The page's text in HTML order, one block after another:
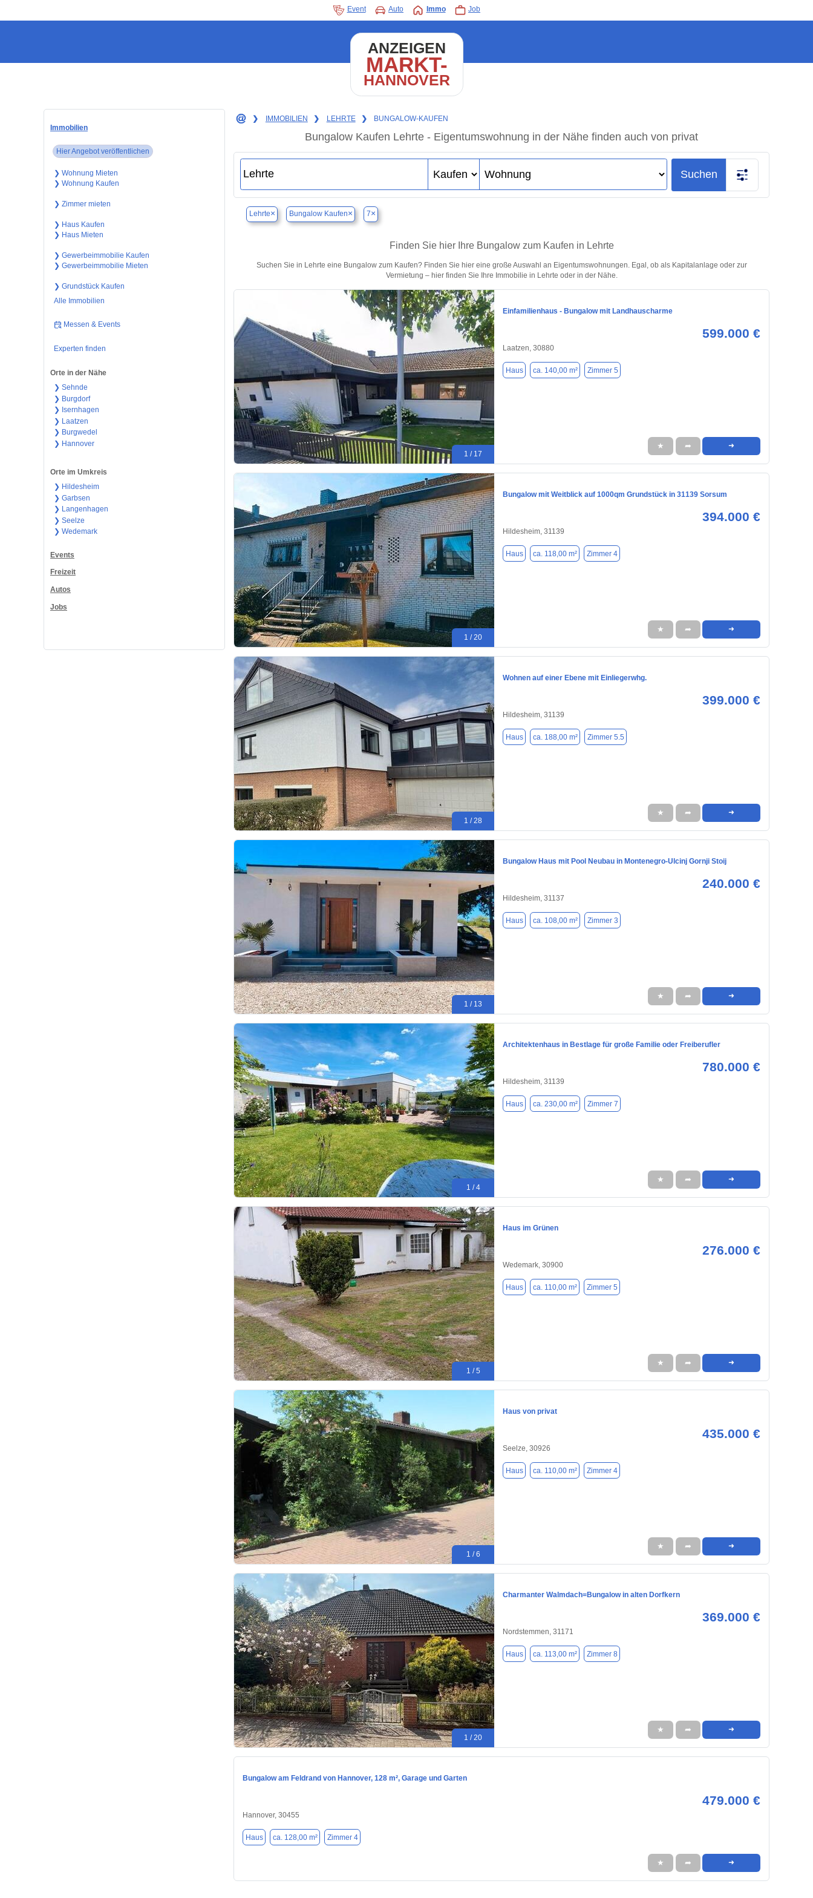
Event Auto Immo Job
ANZEIGEN
MARKT-
HANNOVER
Immobilien
Hier Angebot veröffentlichen
❯ Wohnung Mieten
❯ Wohnung Kaufen
❯ Zimmer mieten
❯ Haus Kaufen
❯ Haus Mieten
❯ Gewerbeimmobilie Kaufen
❯ Gewerbeimmobilie Mieten
❯ Grundstück Kaufen
Alle Immobilien
Messen & Events
Experten finden
Orte in der Nähe
❯ Sehnde
❯ Burgdorf
❯ Isernhagen
❯ Laatzen
❯ Burgwedel
❯ Hannover
Orte im Umkreis
❯ Hildesheim
❯ Garbsen
❯ Langenhagen
❯ Seelze
❯ Wedemark
Events
Freizeit
Autos
Jobs
❯ IMMOBILIEN ❯ LEHRTE ❯ BUNGALOW-KAUFEN
Bungalow Kaufen Lehrte - Eigentumswohnung in der Nähe finden auch von privat
Suchen
Lehrte× Bungalow Kaufen× 7×
Finden Sie hier Ihre Bungalow zum Kaufen in Lehrte
Suchen Sie in Lehrte eine Bungalow zum Kaufen? Finden Sie hier eine große Auswahl an Eigentumswohnungen. Egal, ob als Kapitalanlage oder zur
Vermietung – hier finden Sie Ihre Immobilie in Lehrte oder in der Nähe.
1 / 17
Einfamilienhaus - Bungalow mit Landhauscharme
599.000 €
Laatzen, 30880
Haus ca. 140,00 m² Zimmer 5
★ ➦ ➜
1 / 20
Bungalow mit Weitblick auf 1000qm Grundstück in 31139 Sorsum
394.000 €
Hildesheim, 31139
Haus ca. 118,00 m² Zimmer 4
★ ➦ ➜
1 / 28
Wohnen auf einer Ebene mit Einliegerwhg.
399.000 €
Hildesheim, 31139
Haus ca. 188,00 m² Zimmer 5.5
★ ➦ ➜
1 / 13
Bungalow Haus mit Pool Neubau in Montenegro-Ulcinj Gornji Stoij
240.000 €
Hildesheim, 31137
Haus ca. 108,00 m² Zimmer 3
★ ➦ ➜
1 / 4
Architektenhaus in Bestlage für große Familie oder Freiberufler
780.000 €
Hildesheim, 31139
Haus ca. 230,00 m² Zimmer 7
★ ➦ ➜
1 / 5
Haus im Grünen
276.000 €
Wedemark, 30900
Haus ca. 110,00 m² Zimmer 5
★ ➦ ➜
1 / 6
Haus von privat
435.000 €
Seelze, 30926
Haus ca. 110,00 m² Zimmer 4
★ ➦ ➜
1 / 20
Charmanter Walmdach=Bungalow in alten Dorfkern
369.000 €
Nordstemmen, 31171
Haus ca. 113,00 m² Zimmer 8
★ ➦ ➜
Bungalow am Feldrand von Hannover, 128 m², Garage und Garten
479.000 €
Hannover, 30455
Haus ca. 128,00 m² Zimmer 4
★ ➦ ➜